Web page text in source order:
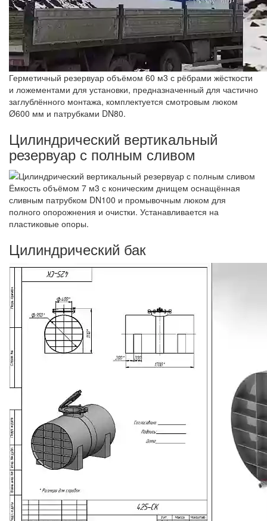
Герметичный резервуар объёмом 60 м3 с рёбрами жёсткости
и ложементами для установки, предназначенный для частично
заглублённого монтажа, комплектуется смотровым люком
Ø600 мм и патрубками DN80.
Цилиндрический вертикальный
резервуар с полным сливом
Ёмкость объёмом 7 м3 с коническим днищем оснащённая
сливным патрубком DN100 и промывочным люком для
полного опорожнения и очистки. Устанавливается на
пластиковые опоры.
Цилиндрический бак